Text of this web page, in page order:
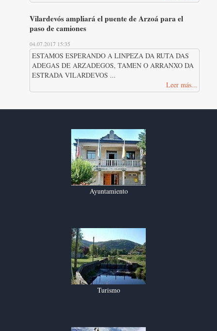
Vilardevós ampliará el puente de Arzoá para el
paso de camiones
04.07.2017 15:35
ESTAMOS ESPERANDO A LINPEZA DA RUTA DAS
ADEGAS DE ARZADEGOS, TAMEN O ARRANXO DA
ESTRADA VILARDEVOS ...
Leer más...
Ayuntamiento
Turismo